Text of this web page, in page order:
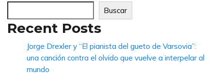
Buscar
Recent Posts
Jorge Drexler y “El pianista del gueto de Varsovia”:
una canción contra el olvido que vuelve a interpelar al
mundo